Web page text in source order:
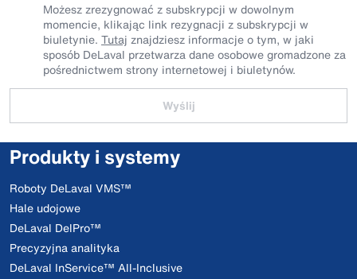
Możesz zrezygnować z subskrypcji w dowolnym
momencie, klikając link rezygnacji z subskrypcji w
biuletynie. Tutaj znajdziesz informacje o tym, w jaki
sposób DeLaval przetwarza dane osobowe gromadzone za
pośrednictwem strony internetowej i biuletynów.
Wyślij
Produkty i systemy
Roboty DeLaval VMS™
Hale udojowe
DeLaval DelPro™
Precyzyjna analityka
DeLaval InService™ All-Inclusive